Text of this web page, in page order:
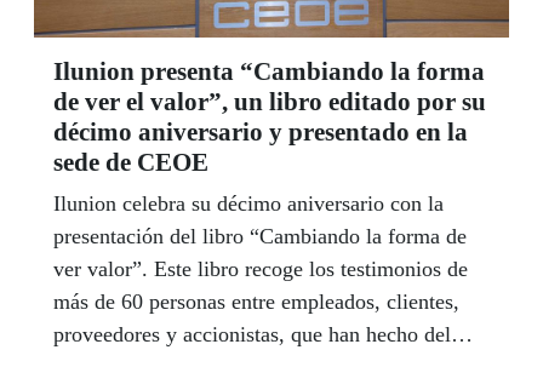
Ilunion presenta “Cambiando la forma
de ver el valor”, un libro editado por su
décimo aniversario y presentado en la
sede de CEOE
Ilunion celebra su décimo aniversario con la
presentación del libro “Cambiando la forma de
ver valor”. Este libro recoge los testimonios de
más de 60 personas entre empleados, clientes,
proveedores y accionistas, que han hecho del